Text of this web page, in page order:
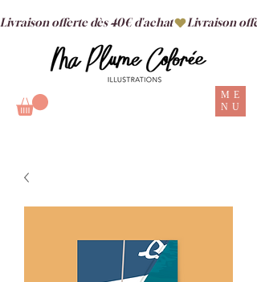
ME
NU
Livraison offerte dès 40€ d'achat